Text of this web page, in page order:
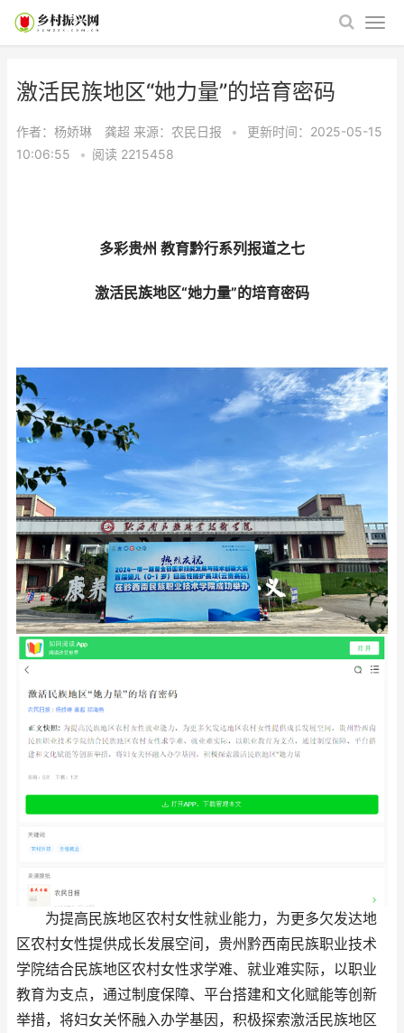
激活民族地区“她力量”的培育密码
作者：杨娇琳 龚超 来源：农民日报 •
更新时间：2025-05-15
10:06:55
• 阅读 2215458
多彩贵州 教育黔行系列报道之七
激活民族地区“她力量”的培育密码
为提高民族地区农村女性就业能力，为更多欠发达地
区农村女性提供成长发展空间，贵州黔西南民族职业技术
学院结合民族地区农村女性求学难、就业难实际，以职业
教育为支点，通过制度保障、平台搭建和文化赋能等创新
举措，将妇女关怀融入办学基因，积极探索激活民族地区